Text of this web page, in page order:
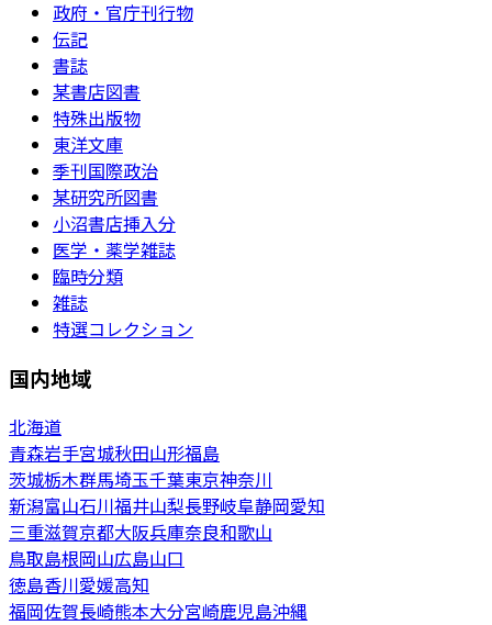
政府・官庁刊行物
伝記
書誌
某書店図書
特殊出版物
東洋文庫
季刊国際政治
某研究所図書
小沼書店挿入分
医学・薬学雑誌
臨時分類
雑誌
特選コレクション
国内地域
北海道
青森岩手宮城秋田山形福島
茨城栃木群馬埼玉千葉東京神奈川
新潟富山石川福井山梨長野岐阜静岡愛知
三重滋賀京都大阪兵庫奈良和歌山
鳥取島根岡山広島山口
徳島香川愛媛高知
福岡佐賀長崎熊本大分宮崎鹿児島沖縄